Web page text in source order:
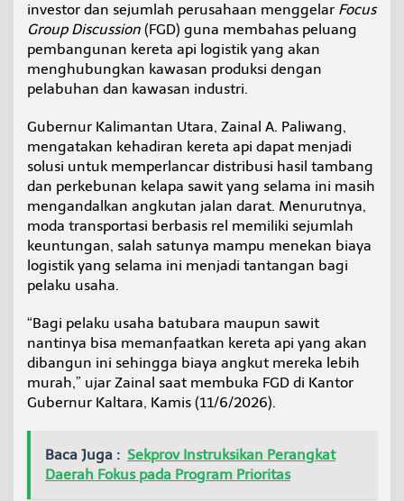
p
i
K
a
t
r
a
M
l
a
i
D
i
a
k
a
investor dan sejumlah perusahaan menggelar Focus
Group Discussion (FGD) guna membahas peluang
pembangunan kereta api logistik yang akan
menghubungkan kawasan produksi dengan
pelabuhan dan kawasan industri.
Gubernur Kalimantan Utara, Zainal A. Paliwang,
mengatakan kehadiran kereta api dapat menjadi
solusi untuk memperlancar distribusi hasil tambang
dan perkebunan kelapa sawit yang selama ini masih
mengandalkan angkutan jalan darat. Menurutnya,
moda transportasi berbasis rel memiliki sejumlah
keuntungan, salah satunya mampu menekan biaya
logistik yang selama ini menjadi tantangan bagi
pelaku usaha.
“Bagi pelaku usaha batubara maupun sawit
nantinya bisa memanfaatkan kereta api yang akan
dibangun ini sehingga biaya angkut mereka lebih
murah,” ujar Zainal saat membuka FGD di Kantor
Gubernur Kaltara, Kamis (11/6/2026).
Baca Juga : Sekprov Instruksikan Perangkat
Daerah Fokus pada Program Prioritas